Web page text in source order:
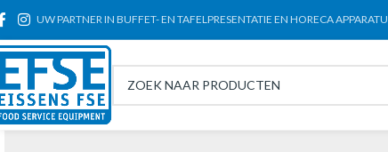
UW PARTNER IN BUFFET- EN TAFELPRESENTATIE EN HORECA